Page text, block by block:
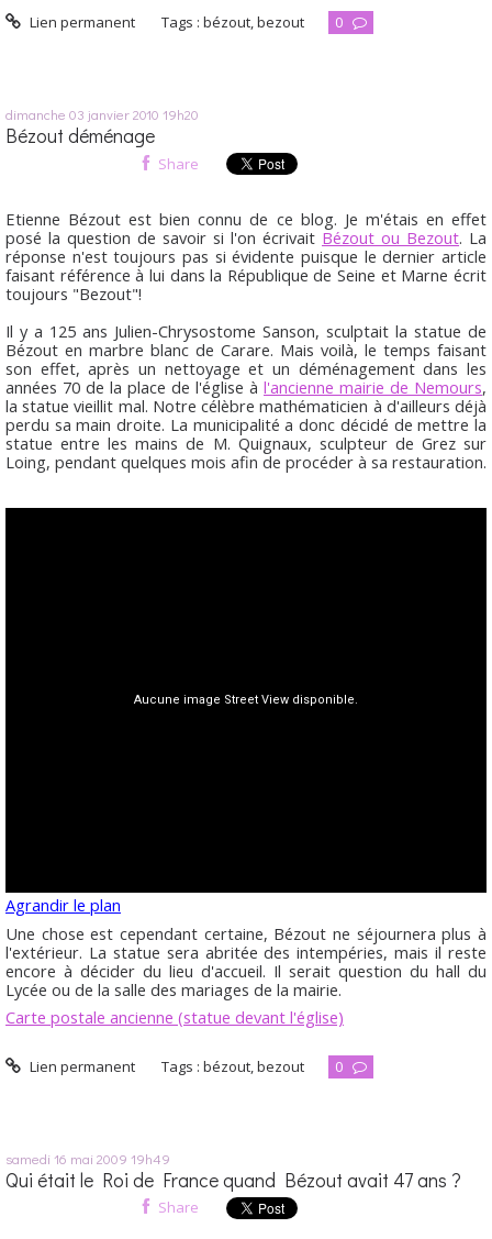
Lien permanent Tags :bézout,bezout 0
dimanche 03 janvier 2010 19h20
Bézout déménage
Share
Etienne Bézout est bien connu de ce blog. Je m'étais en effet
posé la question de savoir si l'on écrivait Bézout ou Bezout. La
réponse n'est toujours pas si évidente puisque le dernier article
faisant référence à lui dans la République de Seine et Marne écrit
toujours "Bezout"!
Il y a 125 ans Julien-Chrysostome Sanson, sculptait la statue de
Bézout en marbre blanc de Carare. Mais voilà, le temps faisant
son effet, après un nettoyage et un déménagement dans les
années 70 de la place de l'église à l'ancienne mairie de Nemours,
la statue vieillit mal. Notre célèbre mathématicien à d'ailleurs déjà
perdu sa main droite. La municipalité a donc décidé de mettre la
statue entre les mains de M. Quignaux, sculpteur de Grez sur
Loing, pendant quelques mois afin de procéder à sa restauration.
Agrandir le plan
Une chose est cependant certaine, Bézout ne séjournera plus à
l'extérieur. La statue sera abritée des intempéries, mais il reste
encore à décider du lieu d'accueil. Il serait question du hall du
Lycée ou de la salle des mariages de la mairie.
Carte postale ancienne (statue devant l'église)
Lien permanent Tags :bézout,bezout 0
samedi 16 mai 2009 19h49
Qui était le Roi de France quand Bézout avait 47 ans ?
Share